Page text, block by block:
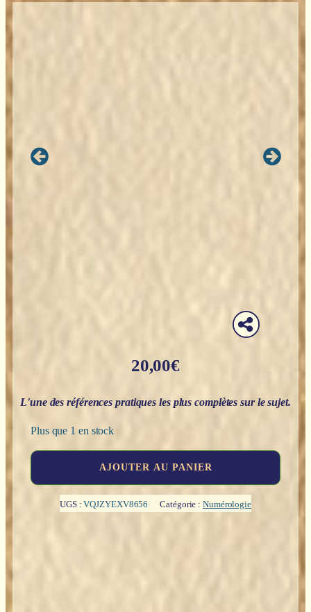
20,00€
L'une des références pratiques les plus complètes sur le sujet.
Plus que 1 en stock
numérologie
appliquée
AJOUTER AU PANIER
UGS :VQJZYEXV8656 Catégorie :Numérologie